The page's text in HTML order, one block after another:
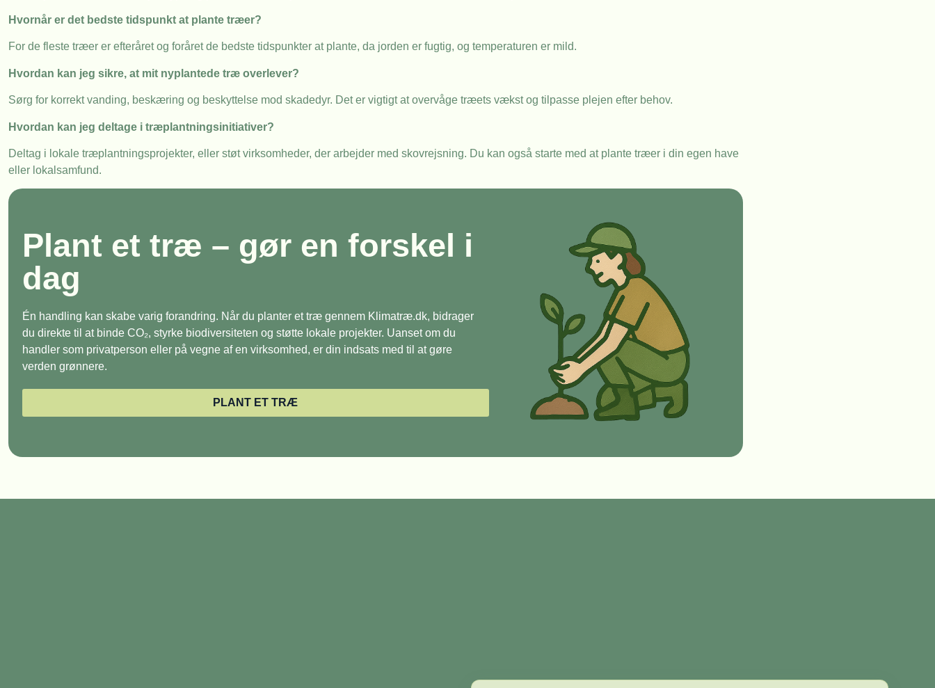
Hvornår er det bedste tidspunkt at plante træer?
For de fleste træer er efteråret og foråret de bedste tidspunkter at plante, da jorden er fugtig, og temperaturen er mild.
Hvordan kan jeg sikre, at mit nyplantede træ overlever?
Sørg for korrekt vanding, beskæring og beskyttelse mod skadedyr. Det er vigtigt at overvåge træets vækst og tilpasse plejen efter behov.
Hvordan kan jeg deltage i træplantningsinitiativer?
Deltag i lokale træplantningsprojekter, eller støt virksomheder, der arbejder med skovrejsning. Du kan også starte med at plante træer i din egen have
eller lokalsamfund.
Plant et træ – gør en forskel i
dag
Én handling kan skabe varig forandring. Når du planter et træ gennem Klimatræ.dk, bidrager
du direkte til at binde CO₂, styrke biodiversiteten og støtte lokale projekter. Uanset om du
handler som privatperson eller på vegne af en virksomhed, er din indsats med til at gøre
verden grønnere.
PLANT ET TRÆ